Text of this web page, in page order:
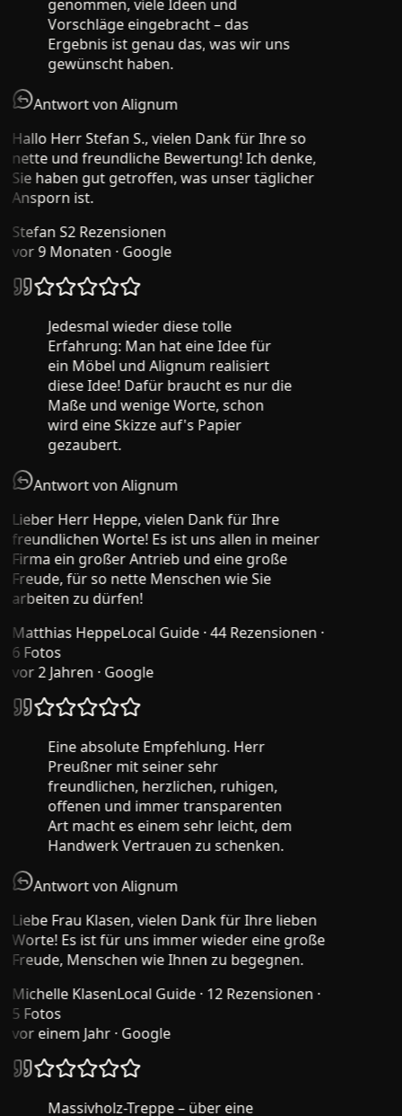
genommen, viele Ideen und
Vorschläge eingebracht – das
Ergebnis ist genau das, was wir uns
gewünscht haben.
Antwort von Alignum
Hallo Herr Stefan S., vielen Dank für Ihre so
nette und freundliche Bewertung! Ich denke,
Sie haben gut getroffen, was unser täglicher
Ansporn ist.
Stefan S2 Rezensionen
vor 9 Monaten· Google
Jedesmal wieder diese tolle
Erfahrung: Man hat eine Idee für
ein Möbel und Alignum realisiert
diese Idee! Dafür braucht es nur die
Maße und wenige Worte, schon
wird eine Skizze auf's Papier
gezaubert.
Antwort von Alignum
Lieber Herr Heppe, vielen Dank für Ihre
freundlichen Worte! Es ist uns allen in meiner
Firma ein großer Antrieb und eine große
Freude, für so nette Menschen wie Sie
arbeiten zu dürfen!
Matthias HeppeLocal Guide · 44 Rezensionen ·
6 Fotos
vor 2 Jahren· Google
Eine absolute Empfehlung. Herr
Preußner mit seiner sehr
freundlichen, herzlichen, ruhigen,
offenen und immer transparenten
Art macht es einem sehr leicht, dem
Handwerk Vertrauen zu schenken.
Antwort von Alignum
Liebe Frau Klasen, vielen Dank für Ihre lieben
Worte! Es ist für uns immer wieder eine große
Freude, Menschen wie Ihnen zu begegnen.
Michelle KlasenLocal Guide · 12 Rezensionen ·
5 Fotos
vor einem Jahr· Google
Massivholz-Treppe – über eine